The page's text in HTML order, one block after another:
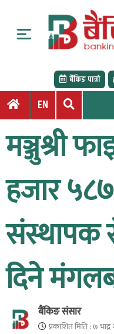
o
बैंकिङ पात्रो
EN
मञ्जुश्री
हजार
संस्थापक
दिने
बैंकिङ संसार
प्रकाशित मिति :७